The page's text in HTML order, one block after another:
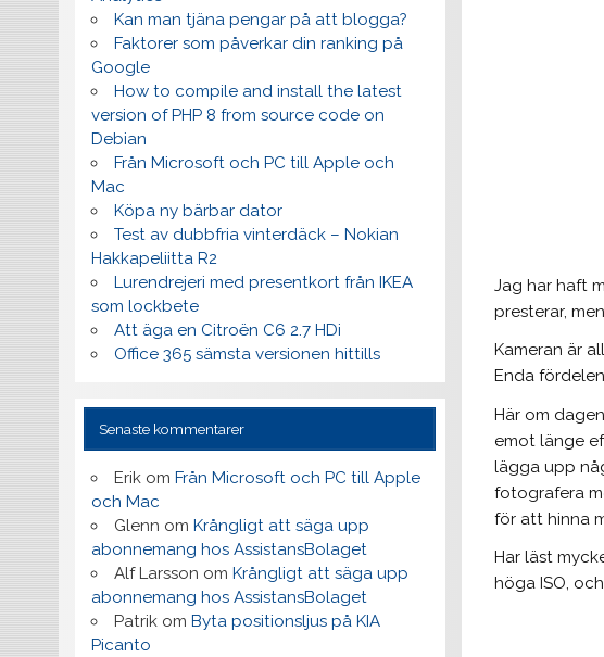
Jag har haft
presterar,
Kameran är
Enda
Här om
emot länge
lägga upp
fotografera
för att hinna
Har läst
höga ISO,
Kan man tjäna pengar på att blogga?
Faktorer som påverkar din ranking på
Google
How to compile and install the latest
version of PHP 8 from source code on
Debian
Från Microsoft och PC till Apple och
Mac
Köpa ny bärbar dator
Test av dubbfria vinterdäck – Nokian
Hakkapeliitta R2
Lurendrejeri med presentkort från IKEA
som lockbete
Att äga en Citroën C6 2.7 HDi
Office 365 sämsta versionen hittills
Senaste kommentarer
Erik omFrån Microsoft och PC till Apple
och Mac
Glenn omKrångligt att säga upp
abonnemang hos AssistansBolaget
Alf Larsson omKrångligt att säga upp
abonnemang hos AssistansBolaget
Patrik omByta positionsljus på KIA
Picanto